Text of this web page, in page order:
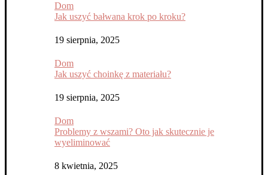
Dom
Jak uszyć bałwana krok po kroku?
19 sierpnia, 2025
Dom
Jak uszyć choinkę z materiału?
19 sierpnia, 2025
Dom
Problemy z wszami? Oto jak skutecznie je
wyeliminować
8 kwietnia, 2025